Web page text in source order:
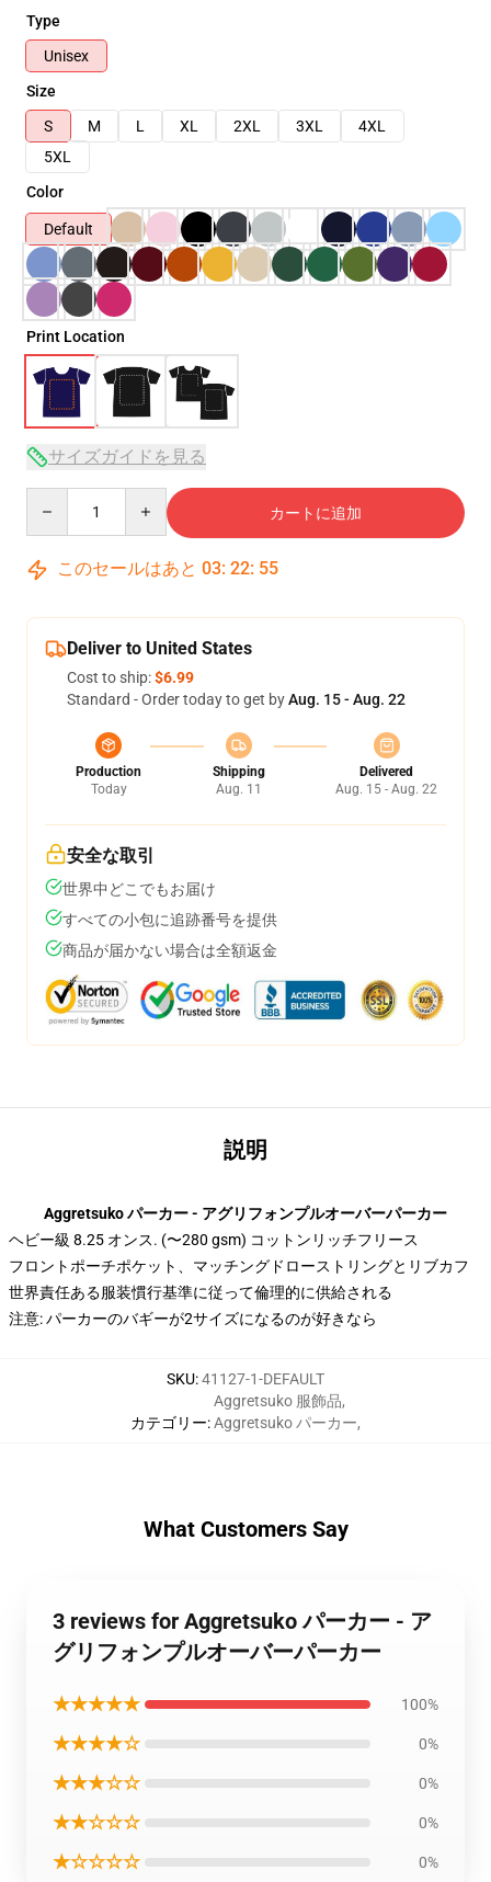
Type
Unisex
Size
S
M L XL 2XL 3XL
4XL
5XL
Color
Default
Print Location
サイズガイドを見る
カートに追加
このセールはあと 03: 22: 54
Deliver to United States
Cost to ship:$6.99
Standard - Order today to get byAug. 15 - Aug. 22
Production
Today
Shipping
Aug. 11
Delivered
Aug. 15 - Aug. 22
安全な取引
世界中どこでもお届け
すべての小包に追跡番号を提供
商品が届かない場合は全額返金
説明
Aggretsuko パーカー - アグリフォンプルオーバーパーカー
ヘビー級 8.25 オンス. (〜280 gsm) コットンリッチフリース
フロントポーチポケット、マッチングドローストリングとリブカフ
世界責任ある服装慣行基準に従って倫理的に供給される
注意: パーカーのバギーが2サイズになるのが好きなら
SKU:41127-1-DEFAULT
カテゴリー:
Aggretsuko 服飾品,
Aggretsuko パーカー,
What Customers Say
3 reviews for Aggretsuko パーカー - ア
グリフォンプルオーバーパーカー
★★★★★ 100%
★★★★☆ 0%
★★★☆☆ 0%
★★☆☆☆ 0%
★☆☆☆☆ 0%